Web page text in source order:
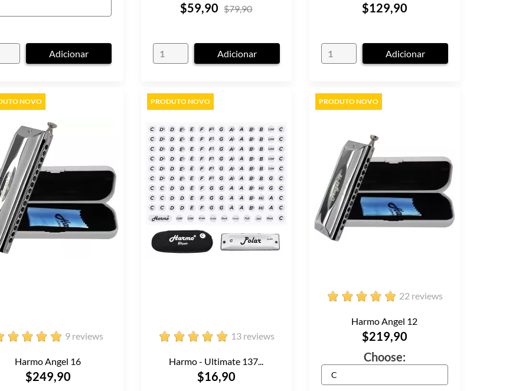
Adicionar
$59,90 $79,90
Adicionar
$129,90
Adicionar
NOVO
9 reviews
Harmo Angel 16
$249,90
PRODUTO NOVO
13 reviews
Harmo - Ultimate 137...
$16,90
PRODUTO NOVO
22 reviews
Harmo Angel 12
$219,90
Choose: